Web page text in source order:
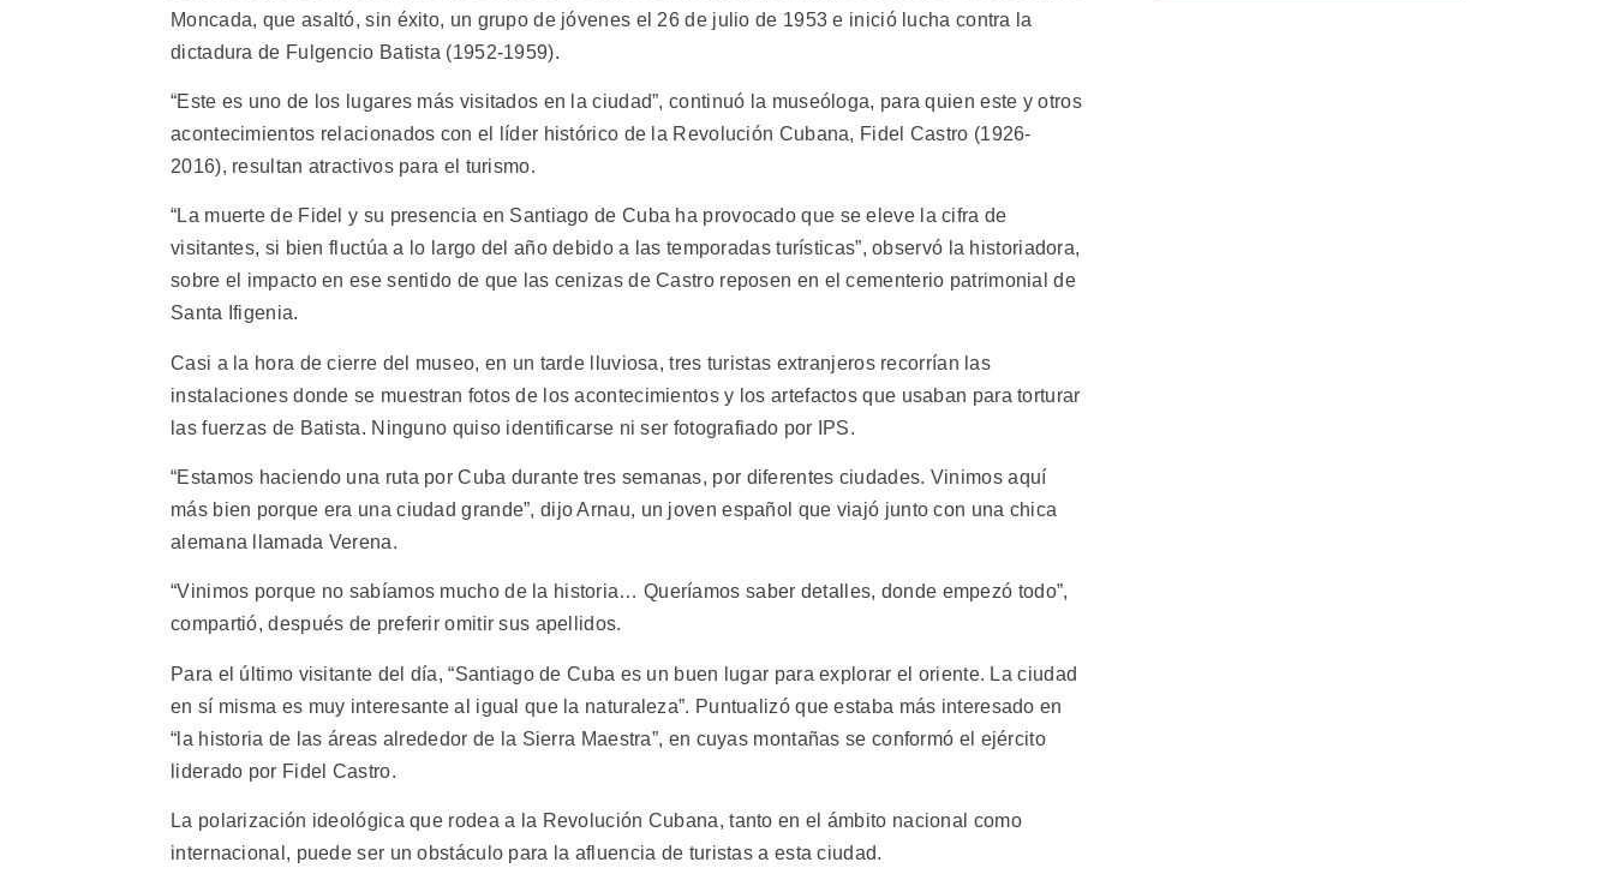
Moncada, que asaltó, sin éxito, un grupo de jóvenes el 26 de julio de 1953 e inició lucha contra la
dictadura de Fulgencio Batista (1952-1959).
“Este es uno de los lugares más visitados en la ciudad”, continuó la museóloga, para quien este y otros
acontecimientos relacionados con el líder histórico de la Revolución Cubana, Fidel Castro (1926-
2016), resultan atractivos para el turismo.
“La muerte de Fidel y su presencia en Santiago de Cuba ha provocado que se eleve la cifra de
visitantes, si bien fluctúa a lo largo del año debido a las temporadas turísticas”, observó la historiadora,
sobre el impacto en ese sentido de que las cenizas de Castro reposen en el cementerio patrimonial de
Santa Ifigenia.
Casi a la hora de cierre del museo, en un tarde lluviosa, tres turistas extranjeros recorrían las
instalaciones donde se muestran fotos de los acontecimientos y los artefactos que usaban para torturar
las fuerzas de Batista. Ninguno quiso identificarse ni ser fotografiado por IPS.
“Estamos haciendo una ruta por Cuba durante tres semanas, por diferentes ciudades. Vinimos aquí
más bien porque era una ciudad grande”, dijo Arnau, un joven español que viajó junto con una chica
alemana llamada Verena.
“Vinimos porque no sabíamos mucho de la historia… Queríamos saber detalles, donde empezó todo”,
compartió, después de preferir omitir sus apellidos.
Para el último visitante del día, “Santiago de Cuba es un buen lugar para explorar el oriente. La ciudad
en sí misma es muy interesante al igual que la naturaleza”. Puntualizó que estaba más interesado en
“la historia de las áreas alrededor de la Sierra Maestra”, en cuyas montañas se conformó el ejército
liderado por Fidel Castro.
La polarización ideológica que rodea a la Revolución Cubana, tanto en el ámbito nacional como
internacional, puede ser un obstáculo para la afluencia de turistas a esta ciudad.